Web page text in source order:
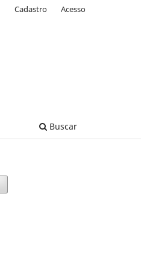
Buscar
Cadastro Acesso